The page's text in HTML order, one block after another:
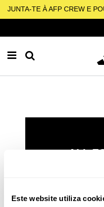
Este website utiliza
JUNTA-TE À AFP CREW E
ALL